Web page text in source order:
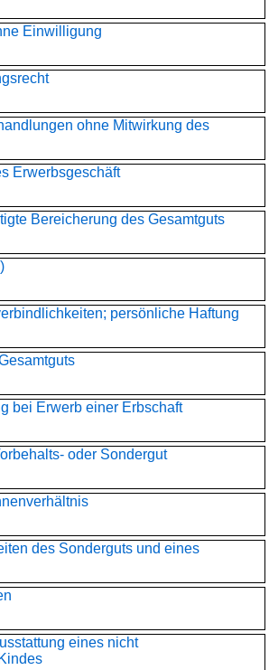
Einwilligung
ohne Mitwirkung des
Erwerbsgeschäft
Bereicherung des Gesamtguts
persönliche Haftung
bei Erwerb einer Erbschaft
oder Sondergut
des Sonderguts und eines
eines nicht